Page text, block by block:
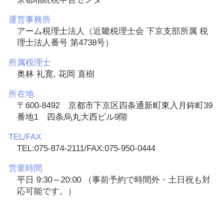
運営事務所
アーム税理士法人（近畿税理士会 下京支部所属 税
理士法人番号 第4738号）
所属税理士
奥林 礼寛, 花岡 直樹
所在地
〒600-8492 京都市下京区四条通新町東入月鉾町39
番地1 四条烏丸大西ビル9階
TEL/FAX
TEL:075-874-2111/FAX:075-950-0444
営業時間
平日 9:30～20:00 （事前予約で時間外・土日祝も対
応可能です。）